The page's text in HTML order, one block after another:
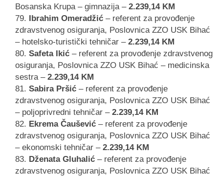
Bosanska Krupa – gimnazija – 2.239,14 KM
Ibrahim Omeradžić – referent za provođenje
zdravstvenog osiguranja, Poslovnica ZZO USK Bihać
– hotelsko-turistički tehničar – 2.239,14 KM
Safeta Ikić – referent za provođenje zdravstvenog
osiguranja, Poslovnica ZZO USK Bihać – medicinska
sestra – 2.239,14 KM
Sabira Pršić – referent za provođenje
zdravstvenog osiguranja, Poslovnica ZZO USK Bihać
– poljoprivredni tehničar – 2.239,14 KM
Ekrema Čaušević – referent za provođenje
zdravstvenog osiguranja, Poslovnica ZZO USK Bihać
– ekonomski tehničar – 2.239,14 KM
Dženata Gluhalić – referent za provođenje
zdravstvenog osiguranja, Poslovnica ZZO USK Bihać